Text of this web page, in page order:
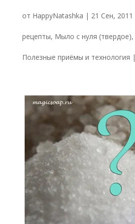
от HappyNatashka | 21 Сен, 2011
рецепты, Мыло с нуля (твердое),
Полезные приёмы и технология |